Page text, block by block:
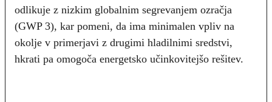
odlikuje z nizkim globalnim segrevanjem ozračja
(GWP 3), kar pomeni, da ima minimalen vpliv na
okolje v primerjavi z drugimi hladilnimi sredstvi,
hkrati pa omogoča energetsko učinkovitejšo rešitev.